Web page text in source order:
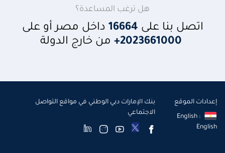
هل ترغب المساعدة؟
اتصل بنا على 16664 داخل مصر أو على
+2023661000 من خارج الدولة
إعدادات الموقع
English :
English
بنك الإمارات دبي الوطني في مواقع التواصل
الاجتماعي